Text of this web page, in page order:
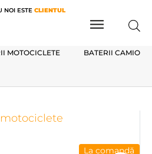
NOI ESTE CLIENTUL
MOTOCICLETE BATERII
La comandă